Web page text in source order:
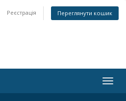
Реєстрація Переглянути кошик